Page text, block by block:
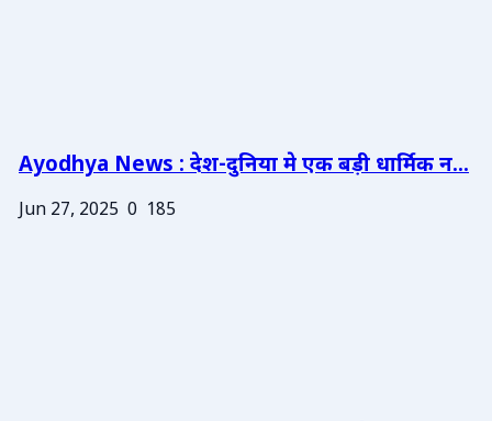
Ayodhya News : देश-दुनिया मे एक बड़ी धार्मिक न...
Jun 27, 2025 0 185